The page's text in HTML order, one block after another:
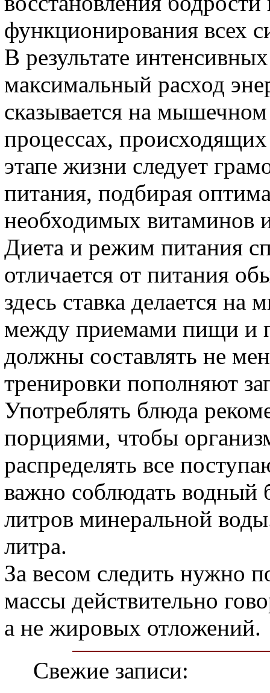
функционирования всех
В результате
максимальный расход
сказывается на
процессах,
этапе жизни следует
питания, подбирая
необходимых витаминов
Диета и режим питания
отличается от питания
здесь ставка делается
между приемами пищи и
должны составлять не
тренировки пополняют
Употреблять блюда
порциями, чтобы
распределять все
важно соблюдать водный
литров минеральной
литра.
За весом следить нужно
массы действительно
а не жировых отложений.
Свежие записи: